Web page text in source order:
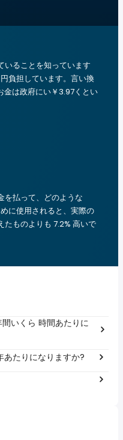
いることを知っています
負担しています。言い換
金は政府にい￥3.97くとい
を払って、どのような
に使用されると、実際の
たものよりも 7.2% 高いで
いくら 時間あたりに
あたりになりますか?